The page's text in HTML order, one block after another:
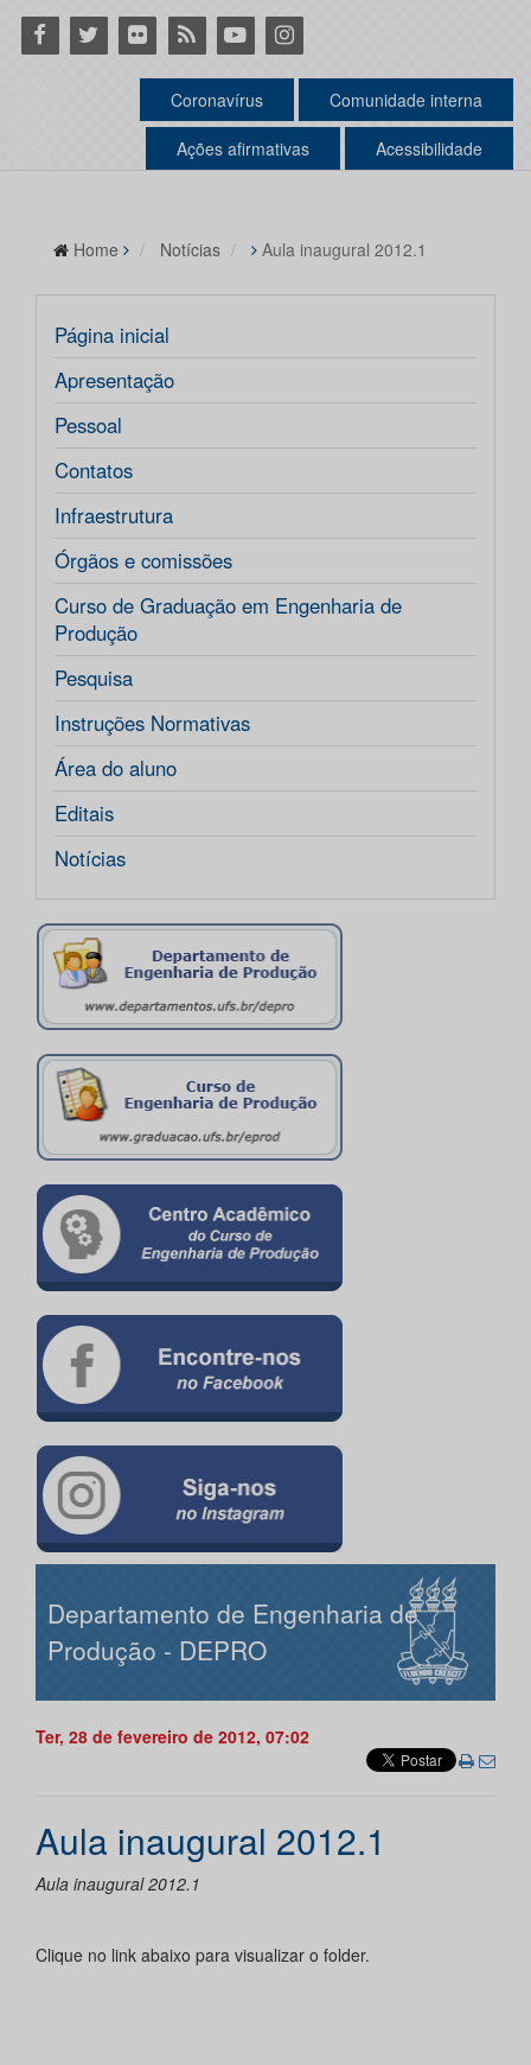
Facebook
Twitter Flickr RSS YoutubeInstagram
Coronavírus Comunidade interna
Ações afirmativas Acessibilidade
Home Notícias Aula inaugural 2012.1
Página inicial
Apresentação
Pessoal
Contatos
Infraestrutura
Órgãos e comissões
Curso de Graduação em Engenharia de
Produção
Pesquisa
Instruções Normativas
Área do aluno
Editais
Notícias
Departamento de Engenharia de
Produção - DEPRO
Ter, 28 de fevereiro de 2012, 07:02
Aula inaugural 2012.1
Aula inaugural 2012.1
Clique no link abaixo para visualizar o folder.